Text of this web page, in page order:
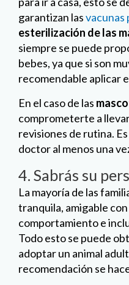
garantizan lasvacunas
esterilización de las
siempre se puede
bebes, ya que si son
recomendable aplicar
En el caso de las
comprometerte a
revisiones de rutina.
doctor al menos una
4. Sabrás su
La mayoría de las
tranquila, amigable
comportamiento e
Todo esto se puede
adoptar un animal
recomendación se